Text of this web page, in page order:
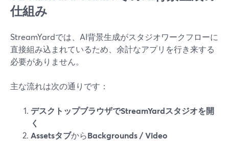
仕組み
StreamYardでは、AI背景生成がスタジオワークフローに
直接組み込まれているため、余計なアプリを行き来する
必要がありません。
主な流れは次の通りです：
デスクトップブラウザでStreamYardスタジオを開
く
AssetsタブからBackgrounds / Video